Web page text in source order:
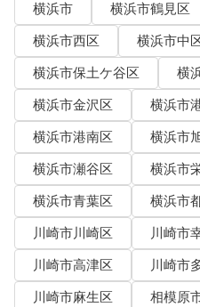
横浜市 横浜市鶴見区
横浜市西区
横浜市中
横浜市保土ケ谷区
横
横浜市金沢区
横浜市
横浜市港南区
横浜市
横浜市瀬谷区
横浜市
横浜市青葉区
横浜市
川崎市川崎区
川崎市
川崎市高津区
川崎市
川崎市麻生区
相模原